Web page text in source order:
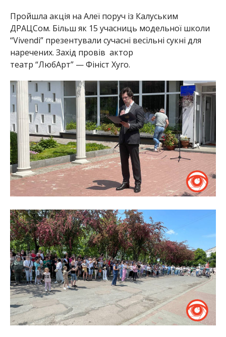
Пройшла акція на Алеї поруч із Калуським
ДРАЦСом. Більш як 15 учасниць модельної школи
“Vivendi” презентували сучасні весільні сукні для
наречених. Захід провів актор
театр “ЛюбАрт” — Фініст Хуго.